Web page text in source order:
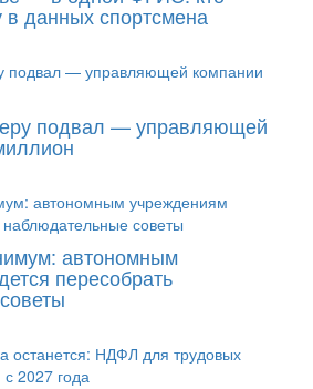
в данных спортсмена
подвал — управляющей
автономным
пересобрать